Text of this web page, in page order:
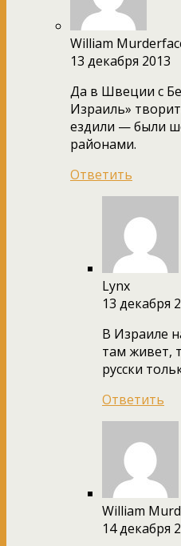
William
13 декабря 2013
Да в Швеции с
Израиль»
ездили — были
районами.
Ответить
Lynx
13 декабря
В Израиле
там живет,
русски
Ответить
William
14 декабря